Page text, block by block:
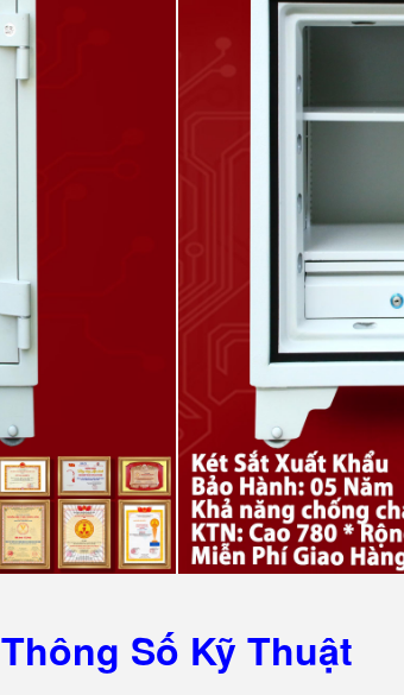
Thông Số Kỹ Thuật